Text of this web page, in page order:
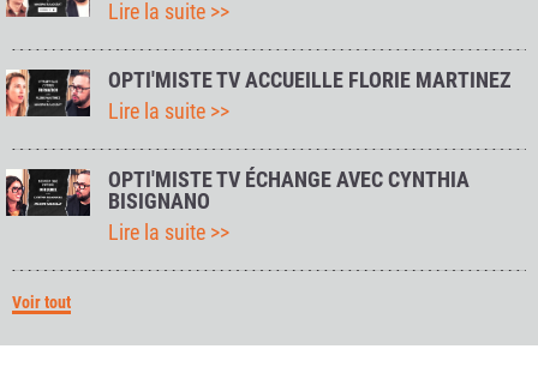
Lire la suite >>
OPTI'MISTE TV ACCUEILLE FLORIE MARTINEZ
Lire la suite >>
OPTI'MISTE TV ÉCHANGE AVEC CYNTHIA
BISIGNANO
Lire la suite >>
Voir tout